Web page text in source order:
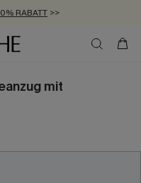
RABATT >>
ERHALTEN
AB 89 €
mit